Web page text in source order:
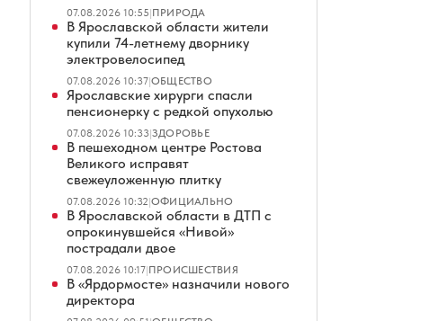
07.08.2026 10:55|ПРИРОДА
В Ярославской области жители
купили 74-летнему дворнику
электровелосипед
07.08.2026 10:37|ОБЩЕСТВО
Ярославские хирурги спасли
пенсионерку с редкой опухолью
07.08.2026 10:33|ЗДОРОВЬЕ
В пешеходном центре Ростова
Великого исправят
свежеуложенную плитку
07.08.2026 10:32|ОФИЦИАЛЬНО
В Ярославской области в ДТП с
опрокинувшейся «Нивой»
пострадали двое
07.08.2026 10:17|ПРОИСШЕСТВИЯ
В «Ярдормосте» назначили нового
директора